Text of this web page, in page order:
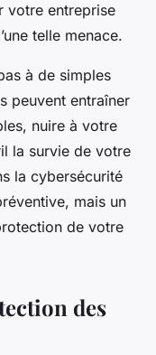
votre entreprise
telle menace.
à de simples
peuvent entraîner
nuire à votre
la survie de votre
la cybersécurité
mais un
de votre
des